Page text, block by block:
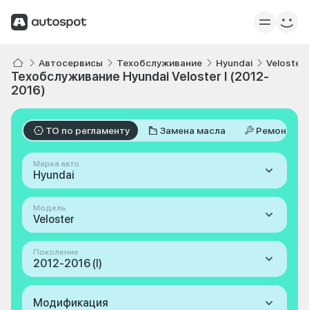
Автосервисы Техобслуживание Hyundai Veloster
Техобслуживание Hyundai Veloster I (2012-
2016)
ТО по регламенту Замена масла Ремонт
Марка авто
Hyundai
Модель
Veloster
Поколение
2012-2016 (I)
Модификация